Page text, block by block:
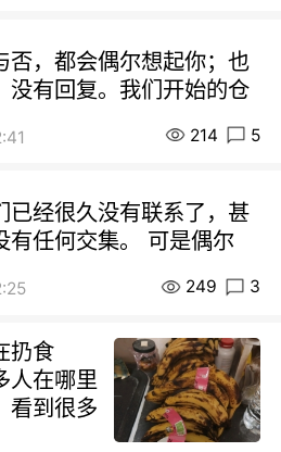
否，都会偶尔想起你；也
没有回复。我们开始的仓
214 5
已经很久没有联系了，甚
有任何交集。 可是偶尔
249 3
扔食
人在哪里
看到很多